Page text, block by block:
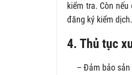
kiểm tra. Còn
đăng ký kiểm
4. Thủ tục
– Đảm bảo sản